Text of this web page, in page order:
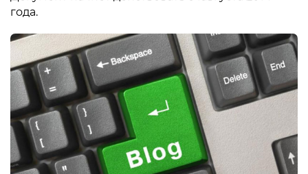
года.